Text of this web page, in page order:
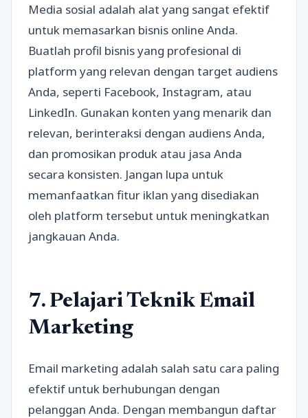
Media sosial adalah alat yang sangat efektif
untuk memasarkan bisnis online Anda.
Buatlah profil bisnis yang profesional di
platform yang relevan dengan target audiens
Anda, seperti Facebook, Instagram, atau
LinkedIn. Gunakan konten yang menarik dan
relevan, berinteraksi dengan audiens Anda,
dan promosikan produk atau jasa Anda
secara konsisten. Jangan lupa untuk
memanfaatkan fitur iklan yang disediakan
oleh platform tersebut untuk meningkatkan
jangkauan Anda.
7. Pelajari Teknik Email
Marketing
Email marketing adalah salah satu cara paling
efektif untuk berhubungan dengan
pelanggan Anda. Dengan membangun daftar